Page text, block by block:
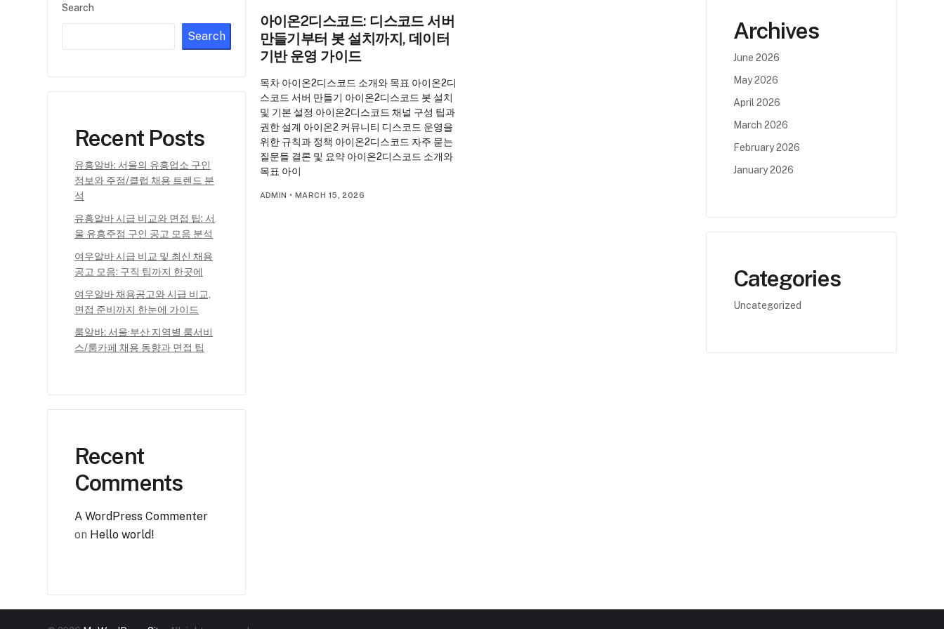
Search
Search
Recent Posts
유흥알바: 서울의 유흥업소 구인
정보와 주점/클럽 채용 트렌드 분
석
유흥알바 시급 비교와 면접 팁: 서
울 유흥주점 구인 공고 모음 분석
여우알바 시급 비교 및 최신 채용
공고 모음: 구직 팁까지 한곳에
여우알바 채용공고와 시급 비교,
면접 준비까지 한눈에 가이드
룸알바: 서울·부산 지역별 룸서비
스/룸카페 채용 동향과 면접 팁
Recent
Comments
A WordPress Commenter
on Hello world!
아이온2디스코드: 디스코드 서버
만들기부터 봇 설치까지, 데이터
기반 운영 가이드
목차 아이온2디스코드 소개와 목표 아이온2디
스코드 서버 만들기 아이온2디스코드 봇 설치
및 기본 설정 아이온2디스코드 채널 구성 팁과
권한 설계 아이온2 커뮤니티 디스코드 운영을
위한 규칙과 정책 아이온2디스코드 자주 묻는
질문들 결론 및 요약 아이온2디스코드 소개와
목표 아이
ADMIN • MARCH 15, 2026
Archives
June 2026
May 2026
April 2026
March 2026
February 2026
January 2026
Categories
Uncategorized